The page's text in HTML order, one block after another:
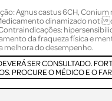
Agnus castus 6CH,
dinamizado noti
da fraqueza física e
melhora do desempenho.
SER CONSULTADO.
PROCURE O MÉDICO E O